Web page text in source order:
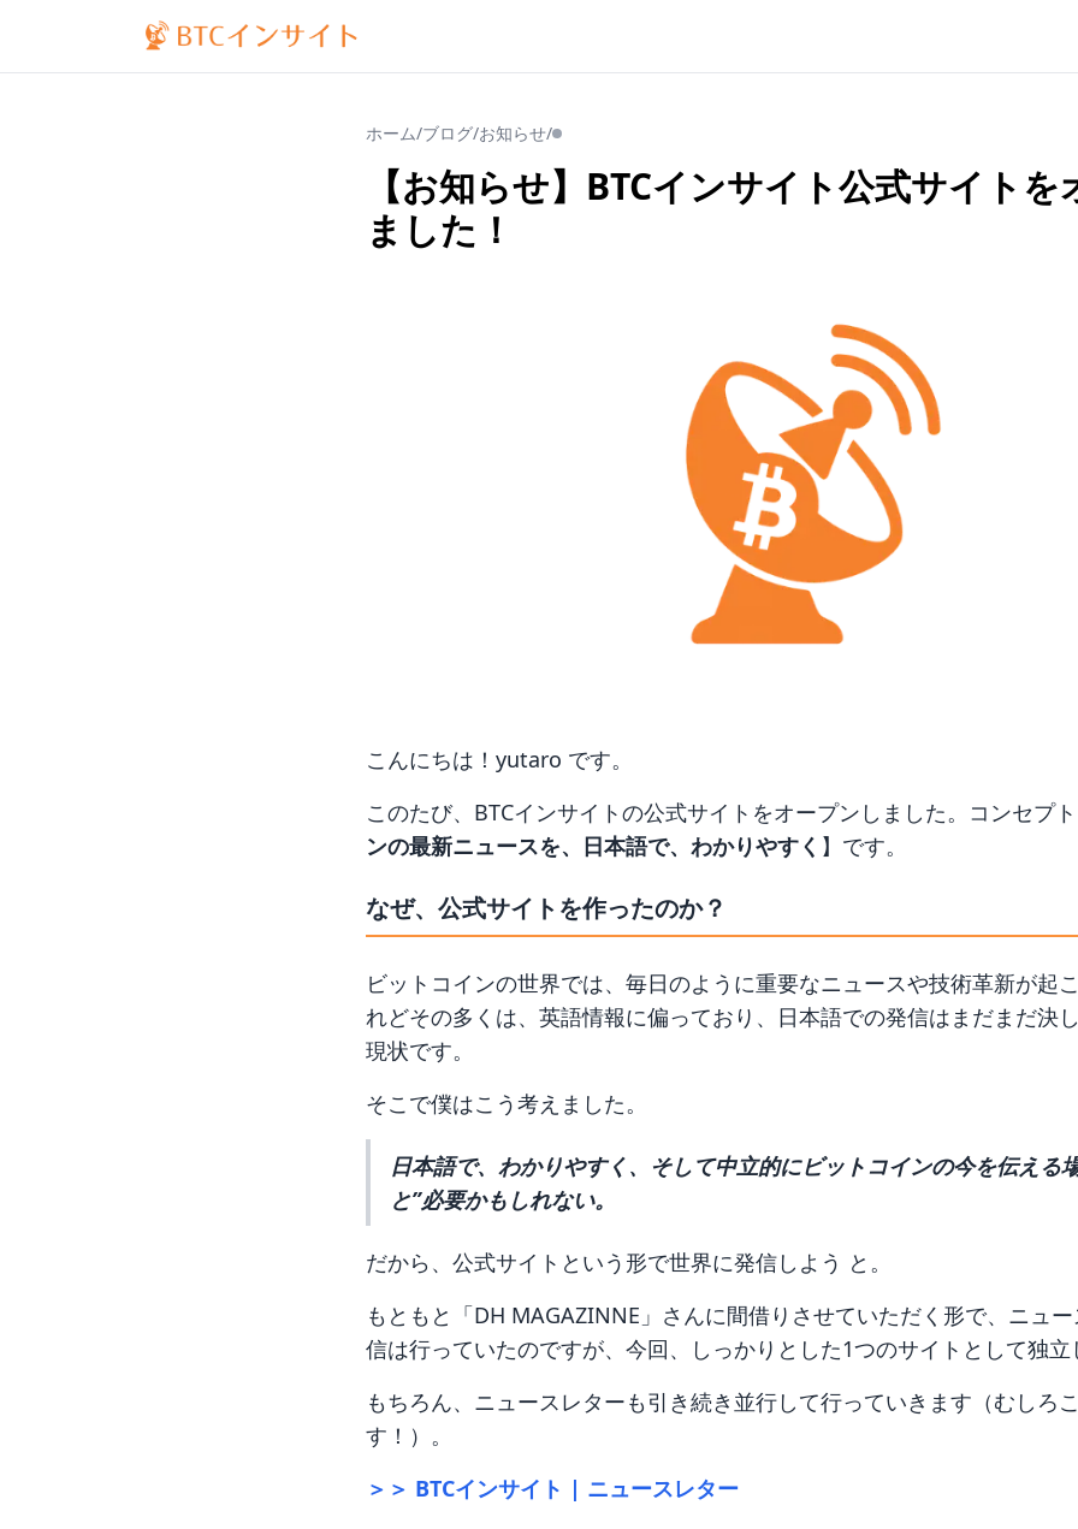
ホーム/ブログ/お知らせ/
【お知らせ】BTCインサイト公式サイト
ました！
こんにちは！yutaro です。
このたび、BTCインサイトの公式サイトをオープンしました。コンセプ
ンの最新ニュースを、日本語で、わかりやすく 】です。
なぜ、公式サイトを作ったのか？
ビットコインの世界では、毎日のように重要なニュースや技術革新が起
れどその多くは、英語情報に偏っており、日本語での発信はまだまだ決
現状です。
そこで僕はこう考えました。
日本語で、わかりやすく、そして中立的にビットコインの今を伝える
と”必要かもしれない。
だから、公式サイトという形で世界に発信しよう と。
もともと「DH MAGAZINNE」さんに間借りさせていただく形で、ニュ
信は行っていたのですが、今回、しっかりとした1つのサイトとして独
もちろん、ニュースレターも引き続き並行して行っていきます（むしろ
す！）。
＞＞ BTCインサイト | ニュースレター